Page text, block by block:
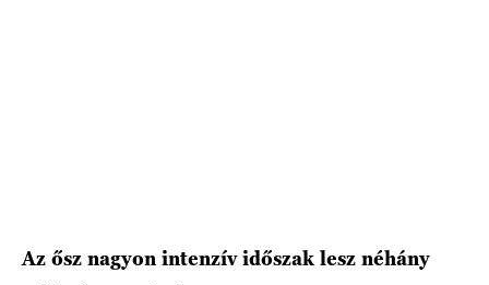
Az ősz nagyon intenzív időszak lesz néhány